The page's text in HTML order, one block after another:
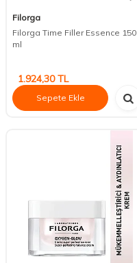
Filorga
Filorga Time Filler Essence 150
ml
1.924,30TL
Sepete Ekle